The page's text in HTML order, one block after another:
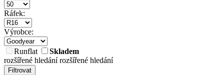
Ráfek:
Výrobce:
Runflat
Skladem
rozšířené hledánírozšířené hledání
Filtrovat